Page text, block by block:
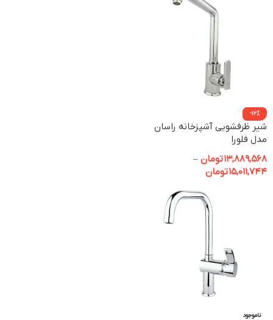
-12%
شیر ظرفشویی آشپزخانه راسان
مدل فلورا
13,889,568تومان –
15,011,744تومان
ناموجود